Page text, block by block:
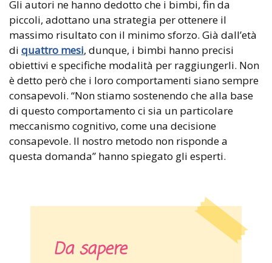
Gli autori ne hanno dedotto che i bimbi, fin da
piccoli, adottano una strategia per ottenere il
massimo risultato con il minimo sforzo. Già dall’età
di quattro mesi, dunque, i bimbi hanno precisi
obiettivi e specifiche modalità per raggiungerli. Non
è detto però che i loro comportamenti siano sempre
consapevoli. “Non stiamo sostenendo che alla base
di questo comportamento ci sia un particolare
meccanismo cognitivo, come una decisione
consapevole. Il nostro metodo non risponde a
questa domanda” hanno spiegato gli esperti.
Da sapere